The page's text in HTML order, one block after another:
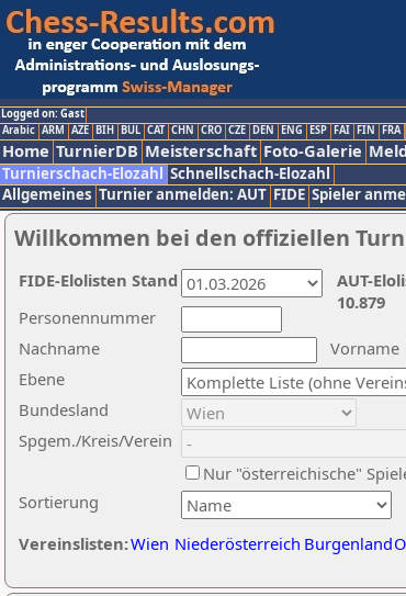
Logged on: Gast
Arabic ARM AZE BIH BUL CAT CHN CRO CZE DEN ENG ESP FAI FIN FRA
Home TurnierDB Meisterschaft Foto-Galerie
Turnierschach-Elozahl Schnellschach-Elozahl
Allgemeines Turnier anmelden: AUT FIDE Spieler
Willkommen bei den offiziellen
Nachname
Vorname
Ebene
Sortierung
Personennummer
Bundesland
Spgem./Kreis/Verein
Nur "österreichische"
Vereinslisten:Wien Niederösterreich Burgenland
AUT-
10.879
FIDE-Elolisten Stand